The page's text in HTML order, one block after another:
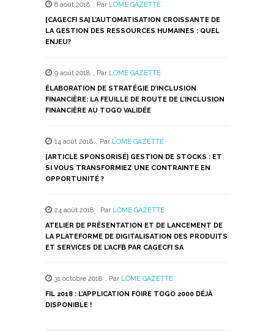
8 août 2018 , Par LOME GAZETTE
[CAGECFI SA] L’AUTOMATISATION CROISSANTE DE
LA GESTION DES RESSOURCES HUMAINES : QUEL
ENJEU?
9 août 2018 , Par LOME GAZETTE
ÉLABORATION DE STRATÉGIE D’INCLUSION
FINANCIÈRE: LA FEUILLE DE ROUTE DE L’INCLUSION
FINANCIÈRE AU TOGO VALIDÉE
14 août 2018 , Par LOME GAZETTE
[ARTICLE SPONSORISÉ] GESTION DE STOCKS : ET
SI VOUS TRANSFORMIEZ UNE CONTRAINTE EN
OPPORTUNITÉ ?
24 août 2018 , Par LOME GAZETTE
ATELIER DE PRÉSENTATION ET DE LANCEMENT DE
LA PLATEFORME DE DIGITALISATION DES PRODUITS
ET SERVICES DE L’ACFB PAR CAGECFI SA
31 octobre 2018 , Par LOME GAZETTE
FIL 2018 : L’APPLICATION FOIRE TOGO 2000 DÉJÀ
DISPONIBLE !